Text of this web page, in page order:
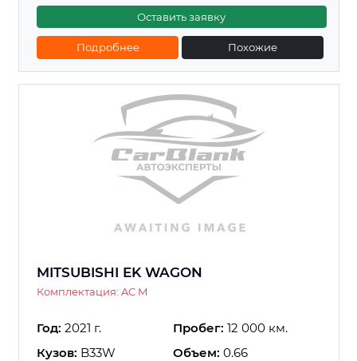
Оставить заявку
Подробнее Похожие
MITSUBISHI EK WAGON
Комплектация: AC M
Год: 2021 г. Пробег: 12 000 км.
Кузов: B33W Объем: 0.66